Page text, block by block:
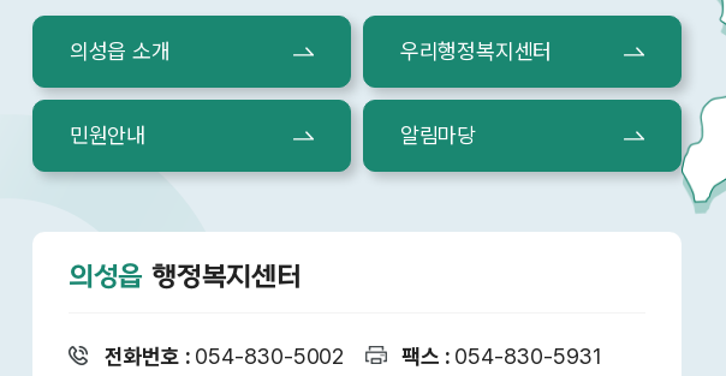
의성읍 소개 우리행정복지센터
민원안내 알림마당
의성읍 행정복지센터
전화번호 : 054-830-5002 팩스 : 054-830-5931